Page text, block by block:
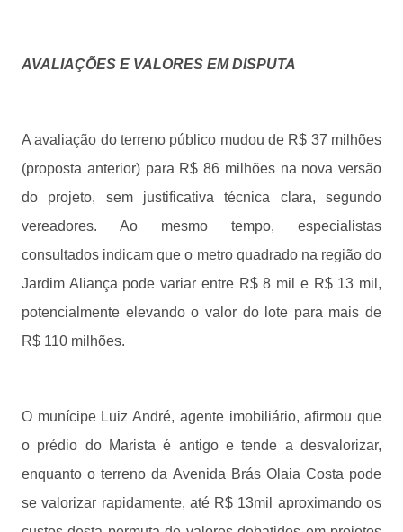
AVALIAÇÕES E VALORES EM DISPUTA
A avaliação do terreno público mudou de R$ 37 milhões
(proposta anterior) para R$ 86 milhões na nova versão
do projeto, sem justificativa técnica clara, segundo
vereadores. Ao mesmo tempo, especialistas
consultados indicam que o metro quadrado na região do
Jardim Aliança pode variar entre R$ 8 mil e R$ 13 mil,
potencialmente elevando o valor do lote para mais de
R$ 110 milhões.
O munícipe Luiz André, agente imobiliário, afirmou que
o prédio do Marista é antigo e tende a desvalorizar,
enquanto o terreno da Avenida Brás Olaia Costa pode
se valorizar rapidamente, até R$ 13mil aproximando os